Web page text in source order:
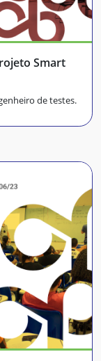
Smart
de testes.